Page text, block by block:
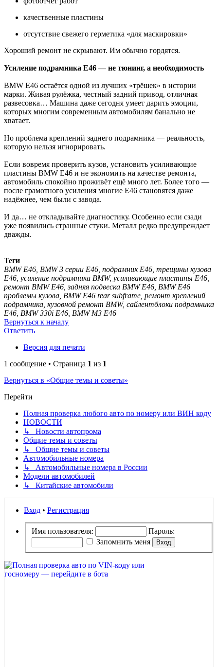
качественные пластины
отсутствие свежего герметика «для маскировки»
Хороший ремонт не скрывают. Им обычно гордятся.
Усиление подрамника E46 — не тюнинг, а необходимость
BMW E46 остаётся одной из лучших «трёшек» в истории
марки. Живая рулёжка, честный задний привод, отличная
развесовка… Машина даже сегодня умеет дарить эмоции,
которых многим современным автомобилям банально не
хватает.
Но проблема креплений заднего подрамника — реальность,
которую нельзя игнорировать.
Если вовремя проверить кузов, установить усиливающие
пластины BMW E46 и не экономить на качестве ремонта,
автомобиль спокойно проживёт ещё много лет. Более того —
после грамотного усиления многие E46 становятся даже
надёжнее, чем были с завода.
И да… не откладывайте диагностику. Особенно если сзади
уже появились странные стуки. Металл редко предупреждает
дважды.
Теги
BMW E46, BMW 3 серии E46, подрамник E46, трещины кузова
E46, усиление подрамника BMW, усиливающие пластины E46,
ремонт BMW E46, задняя подвеска BMW E46, BMW E46
проблемы кузова, BMW E46 rear subframe, ремонт креплений
подрамника, кузовной ремонт BMW, сайлентблоки подрамника
E46, BMW 330i E46, BMW M3 E46
Вернуться к началу
Ответить
Версия для печати
1 сообщение • Страница 1 из 1
Вернуться в «Общие темы и советы»
Перейти
Полная проверка любого авто по номеру или ВИН коду
НОВОСТИ
↳ Новости автопрома
Общие темы и советы
↳ Общие темы и советы
Автомобильные номера
↳ Автомобильные номера в России
Модели автомобилей
↳ Китайские автомобили
Вход • Регистрация
Имя пользователя:
Пароль:
Запомнить меня